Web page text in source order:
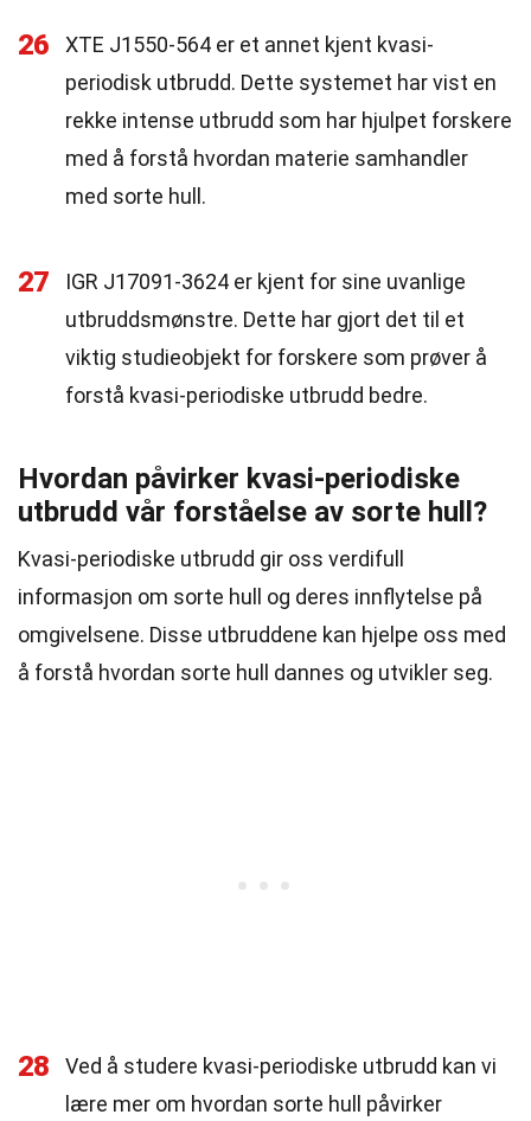
26
XTE J1550-564 er et annet kjent kvasi-
periodisk utbrudd. Dette systemet har vist en
rekke intense utbrudd som har hjulpet forskere
med å forstå hvordan materie samhandler
med sorte hull.
27
IGR J17091-3624 er kjent for sine uvanlige
utbruddsmønstre. Dette har gjort det til et
viktig studieobjekt for forskere som prøver å
forstå kvasi-periodiske utbrudd bedre.
Hvordan påvirker kvasi-periodiske
utbrudd vår forståelse av sorte hull?
Kvasi-periodiske utbrudd gir oss verdifull
informasjon om sorte hull og deres innflytelse på
omgivelsene. Disse utbruddene kan hjelpe oss med
å forstå hvordan sorte hull dannes og utvikler seg.
28
Ved å studere kvasi-periodiske utbrudd kan vi
lære mer om hvordan sorte hull påvirker